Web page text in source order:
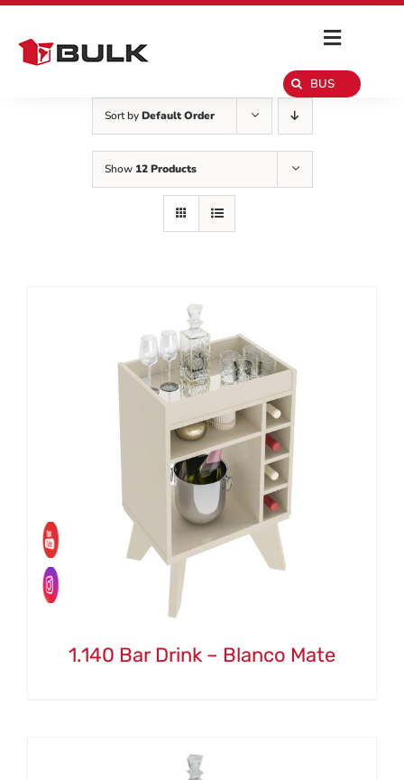
Skip
content
Toggle
Search
for:
Sort byDefault Order
Show 12 Products
1.140 Bar Drink – Blanco Mate